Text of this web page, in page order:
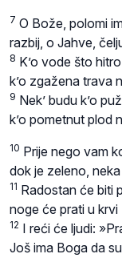
7 O Bože, polomi
razbij, o Jahve,
8 K’o vode što
k’o zgažena trava
9 Nek’ budu k’o
k’o pometnut plod
10 Prije nego vam
dok je zeleno,
11 Radostan će biti
noge će prati u
12 I reći će ljudi:
Još ima Boga da